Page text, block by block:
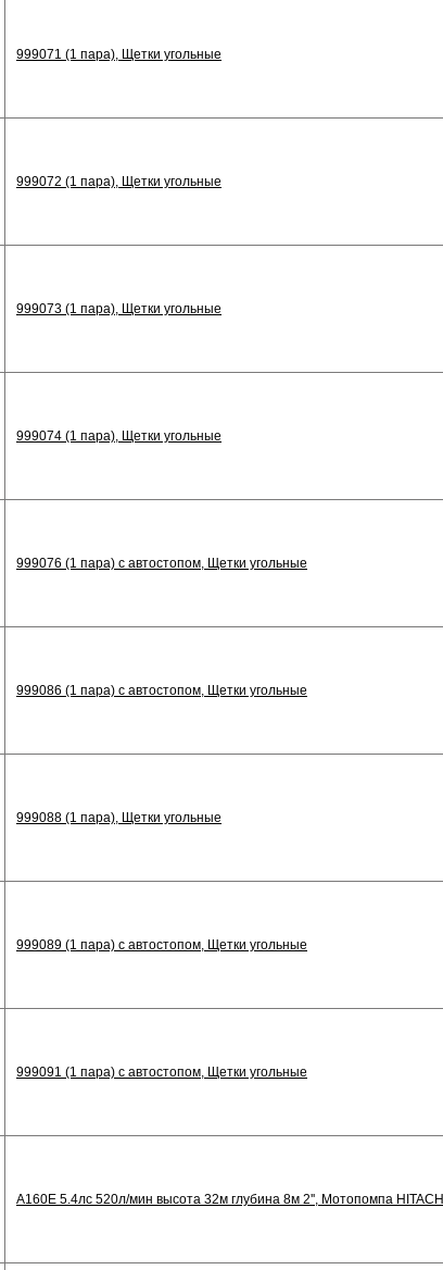
999071 (1 пара), Щетки угольные
999072 (1 пара), Щетки угольные
999073 (1 пара), Щетки угольные
999074 (1 пара), Щетки угольные
999076 (1 пара) с автостопом, Щетки угольные
999086 (1 пара) с автостопом, Щетки угольные
999088 (1 пара), Щетки угольные
999089 (1 пара) с автостопом, Щетки угольные
999091 (1 пара) с автостопом, Щетки угольные
A160E 5.4лс 520л/мин высота 32м глубина 8м 2'', Мотопомпа HITACHI